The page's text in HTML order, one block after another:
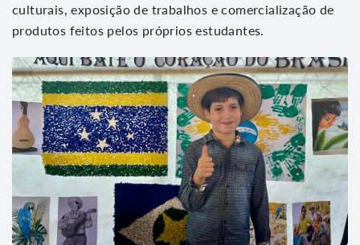
culturais, exposição de trabalhos e comercialização de
produtos feitos pelos próprios estudantes.